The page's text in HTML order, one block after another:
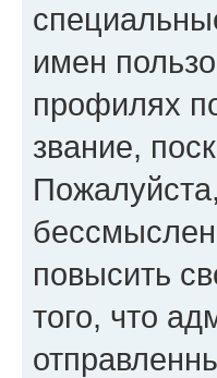
имен
профилях
звание,
повысить
того, что